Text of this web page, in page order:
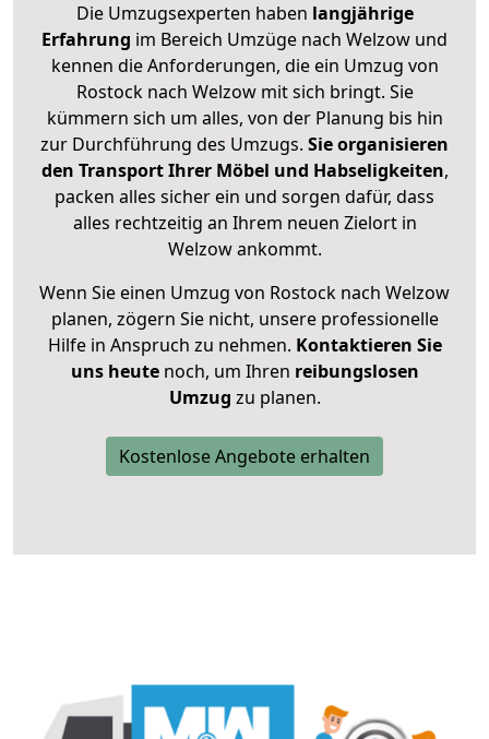
Die Umzugsexperten haben langjährige
Erfahrung im Bereich Umzüge nach Welzow und
kennen die Anforderungen, die ein Umzug von
Rostock nach Welzow mit sich bringt. Sie
kümmern sich um alles, von der Planung bis hin
zur Durchführung des Umzugs. Sie organisieren
den Transport Ihrer Möbel und Habseligkeiten,
packen alles sicher ein und sorgen dafür, dass
alles rechtzeitig an Ihrem neuen Zielort in
Welzow ankommt.
Wenn Sie einen Umzug von Rostock nach Welzow
planen, zögern Sie nicht, unsere professionelle
Hilfe in Anspruch zu nehmen. Kontaktieren Sie
uns heutenoch, um Ihren reibungslosen
Umzug zu planen.
Kostenlose Angebote erhalten